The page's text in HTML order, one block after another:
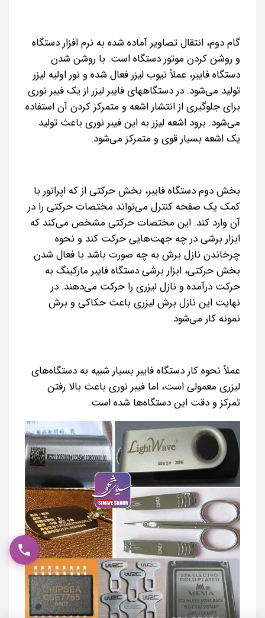
گام دوم، انتقال تصاویر آماده شده به نرم افزار دستگاه
و روشن کردن موتور دستگاه است. با روشن شدن
دستگاه فایبر، عملاً تیوب لیزر فعال شده و نور اولیه لیزر
تولید می‌شود. در دستگاههای فایبر لیزر از یک فیبر نوری
برای جلوگیری از انتشار اشعه و متمرکز کردن آن استفاده
می‌شود. برود اشعه لیزر به این فیبر نوری باعث تولید
یک اشعه بسیار قوی و متمرکز می‌شود.
بخش دوم دستگاه فایبر، بخش حرکتی از که اپراتور با
کمک یک صفحه کنترل می‌تواند مختصات حرکتی را در
آن وارد کند. این مختصات حرکتی مشخص می‌کند که
ابزار برشی در چه جهت‌هایی حرکت کند و نحوه
چرخاندن نازل برش به چه صورت باشد با فعال شدن
بخش حرکتی، ابزار برشی دستگاه فایبر مارکینگ به
حرکت درآمده و نازل لیزری را حرکت می‌دهند. در
نهایت این نازل برش لیزری باعث حکاکی و برش
نمونه کار می‌شود.
عملاً نحوه کار دستگاه فایبر بسیار شبیه به دستگاه‌های
لیزری معمولی است، اما فیبر نوری باعث بالا رفتن
تمرکز و دقت این دستگاه‌ها شده است.